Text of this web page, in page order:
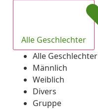
Alle Geschlechter
Alle Geschlechter
Männlich
Weiblich
Divers
Gruppe